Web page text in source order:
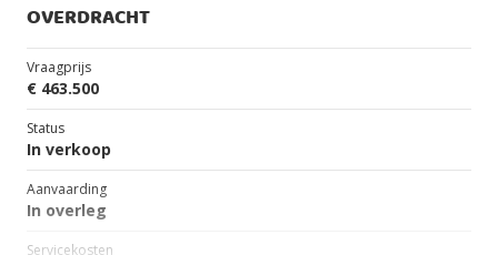
Het uitzicht op het water krijgt binnenkort een geheel nieuwe
dimensie en dat op de meest stille en verfijnde wijze
denkbaar. Via een speciaal aangelegde duiker in de nieuwe
dam ontstaat een recreatieve verbinding met de
naastgelegen vijver Waterlinie, uitsluitend toegankelijk voor
SUP-boards en kano's. Geen motoren, geen drukte alleen het
zachte geluid van een peddel die het water raakt.
Deze verbinding verrijkt het uitzicht zonder de rust te
OVERDRACHT
Vraagprijs
€ 463.500
Status
In verkoop
Aanvaarding
In overleg
Servicekosten